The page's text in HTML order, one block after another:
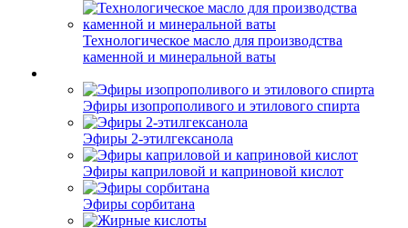
Технологическое масло для производства
каменной и минеральной ваты
Эфиры изопрополивого и этилового спирта
Эфиры 2-этилгексанола
Эфиры каприловой и каприновой кислот
Эфиры сорбитана